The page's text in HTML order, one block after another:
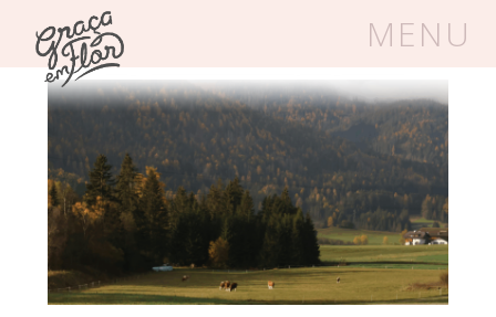
MENU
Um espaço seguro onde mulheres
cristãs podem florescer em Cristo
Carrinho Login
Home/Blog